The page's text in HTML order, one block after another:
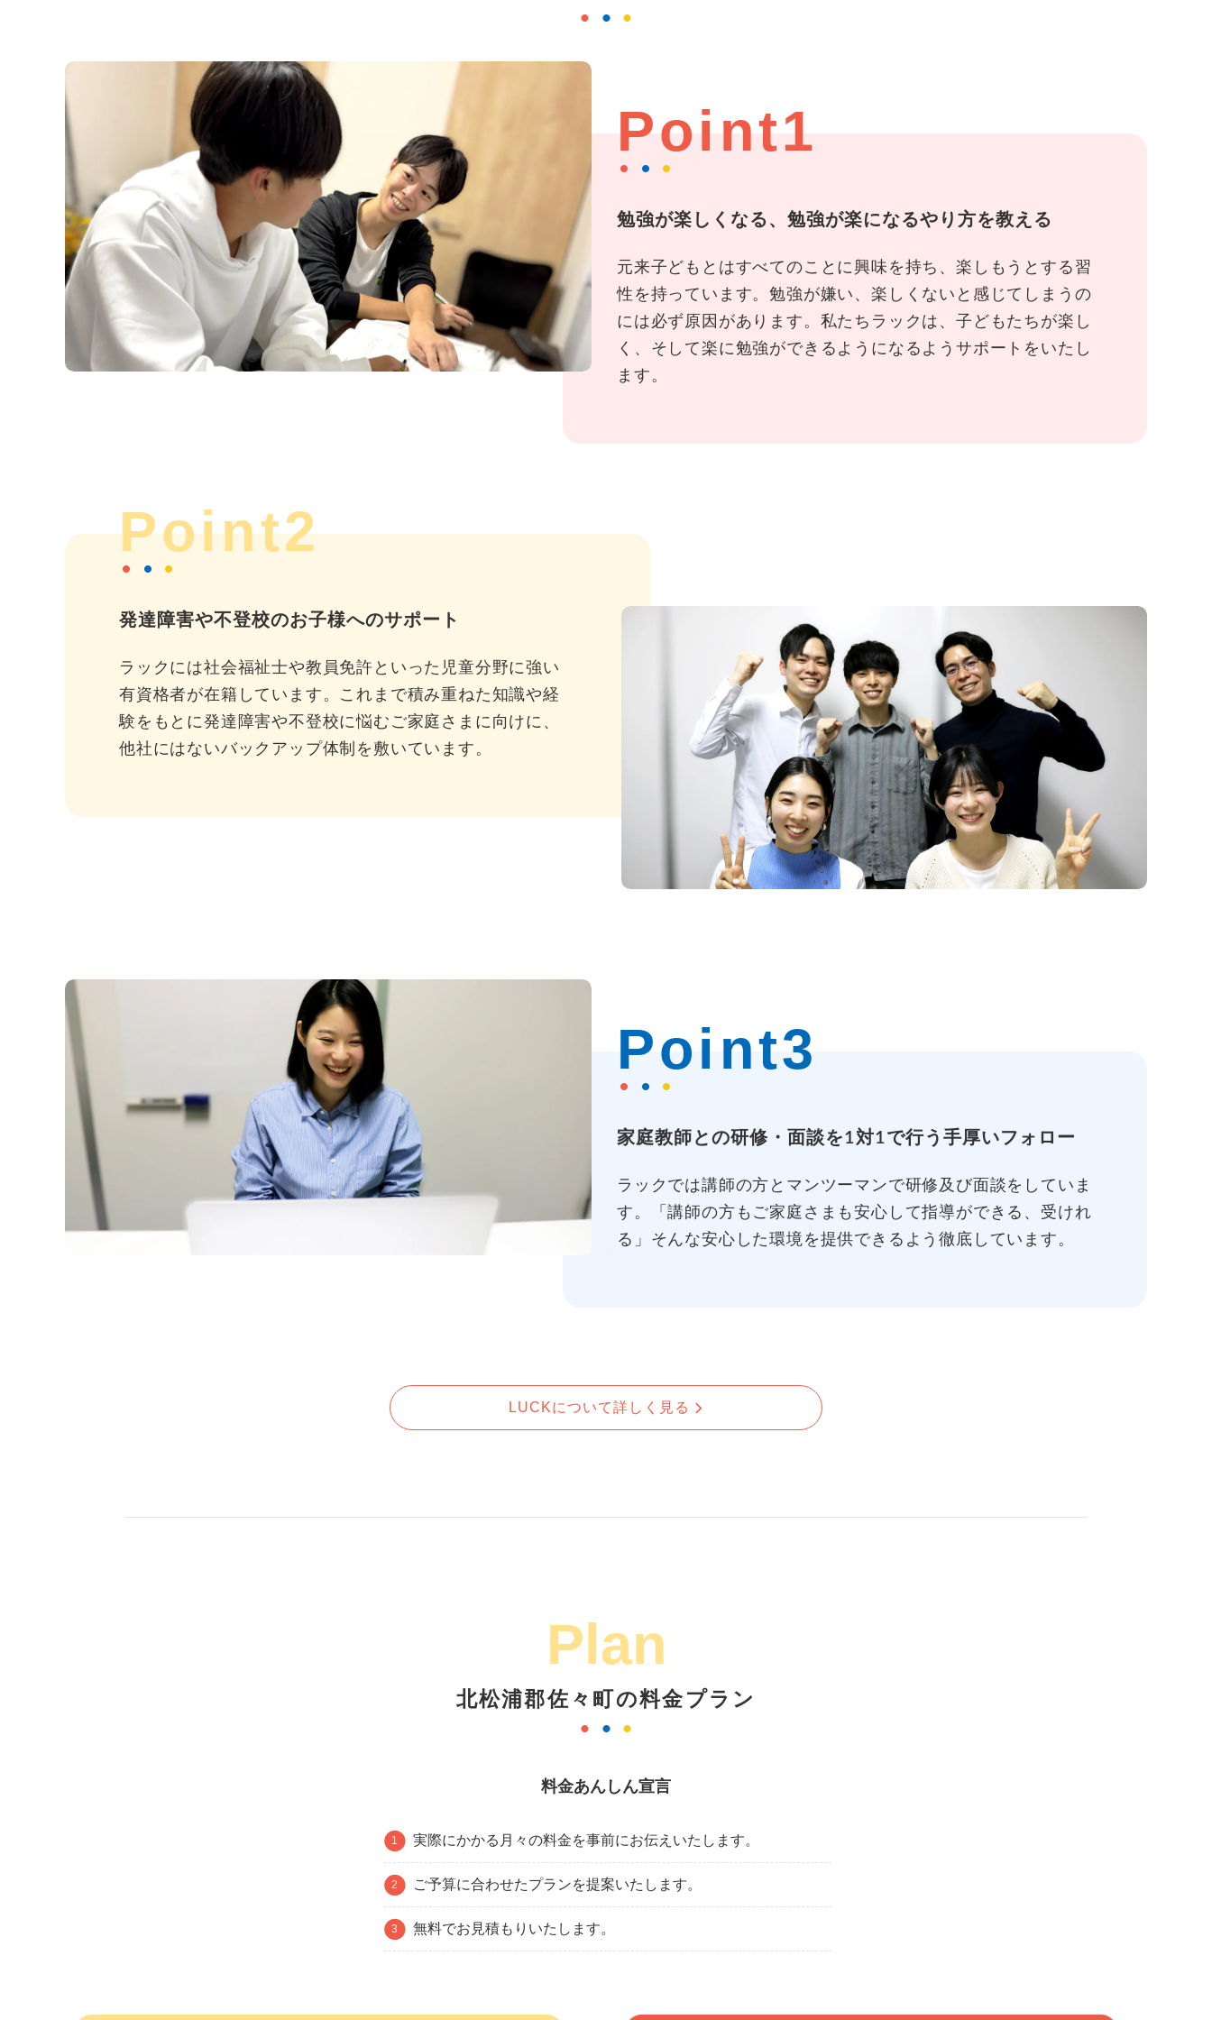
Point1
勉強が楽しくなる、勉強が楽になるやり方を教える
元来子どもとはすべてのことに興味を持ち、楽しもうとする習
性を持っています。勉強が嫌い、楽しくないと感じてしまうの
には必ず原因があります。私たちラックは、子どもたちが楽し
く、そして楽に勉強ができるようになるようサポートをいたし
ます。
Point2
発達障害や不登校のお子様へのサポート
ラックには社会福祉士や教員免許といった児童分野に強い
有資格者が在籍しています。これまで積み重ねた知識や経
験をもとに発達障害や不登校に悩むご家庭さまに向けに、
他社にはないバックアップ体制を敷いています。
Point3
家庭教師との研修・面談を1対1で行う手厚いフォロー
ラックでは講師の方とマンツーマンで研修及び面談をしていま
す。「講師の方もご家庭さまも安心して指導ができる、受けれ
る」そんな安心した環境を提供できるよう徹底しています。
LUCKについて詳しく見る
Plan
北松浦郡佐々町の料金プラン
料金あんしん宣言
実際にかかる月々の料金を事前にお伝えいたします。
ご予算に合わせたプランを提案いたします。
無料でお見積もりいたします。